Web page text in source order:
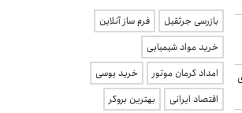
بازرسی جرثقیل
فرم ساز آنلاین
خرید مواد شیمیایی
امداد کرمان موتور
خرید یوسی
اقتصاد ایرانی
بهترین بروکر